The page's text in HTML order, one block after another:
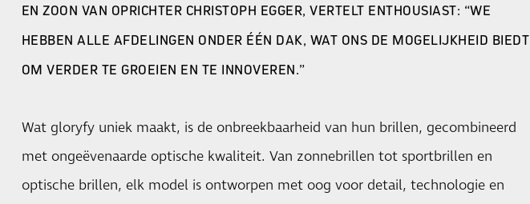
EN ZOON VAN OPRICHTER CHRISTOPH EGGER, VERTELT ENTHOUSIAST: “WE
HEBBEN ALLE AFDELINGEN ONDER ÉÉN DAK, WAT ONS DE MOGELIJKHEID BIEDT
OM VERDER TE GROEIEN EN TE INNOVEREN.”
Wat gloryfy uniek maakt, is de onbreekbaarheid van hun brillen, gecombineerd
met ongeëvenaarde optische kwaliteit. Van zonnebrillen tot sportbrillen en
optische brillen, elk model is ontworpen met oog voor detail, technologie en